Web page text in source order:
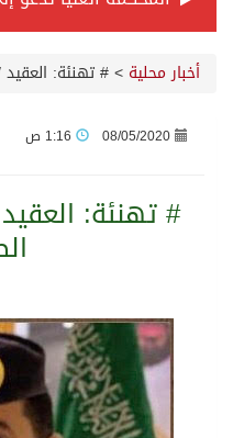
سمو ولي العهد يرأس
أخبار محلية ># تهنئة:
08/05/2020
# تهنئة: